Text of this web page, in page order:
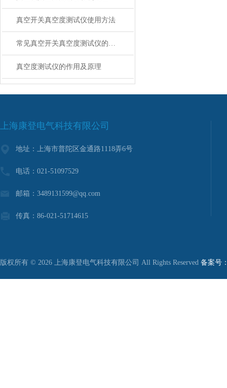
真空开关真空度测试仪使用方法
常见真空开关真空度测试仪的介绍
真空度测试仪的作用及原理
上海康登电气科技有限公司
地址：上海市普陀区金通路1118弄6号
电话：021-51097529
邮箱：3489131599@qq.com
传真：86-021-51714615
版权所有 © 2026 上海康登电气科技有限公司 All Rights Reserved 备案号